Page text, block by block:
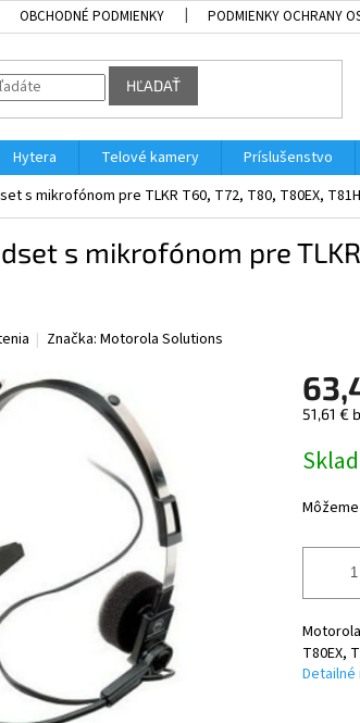
OBCHODNÉ PODMIENKY PODMIENKY OCHRANY
HĽADAŤ
Hytera Telové kamery Príslušenstvo
s mikrofónom pre TLKR T60, T72, T80, T80EX,
s mikrofónom pre
Značka:Motorola Solutions
51,61 €
cena:
T80EX,